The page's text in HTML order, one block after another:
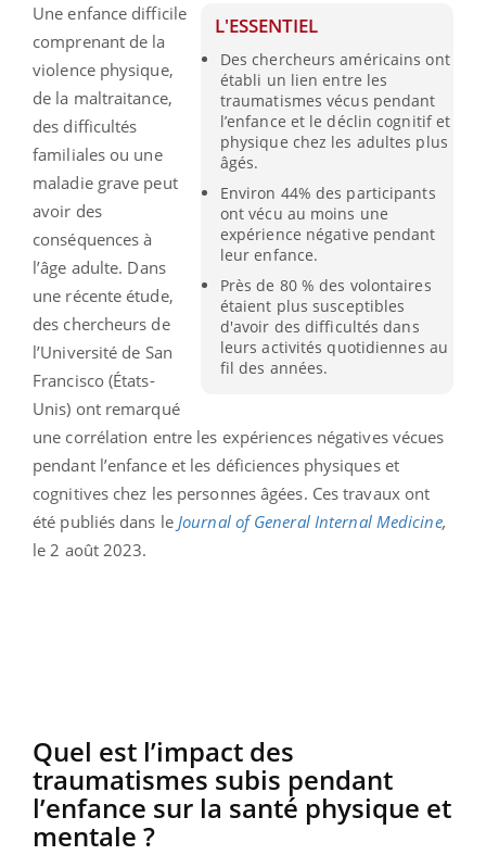
L'ESSENTIEL
Des chercheurs américains ont
établi un lien entre les
traumatismes vécus pendant
l’enfance et le déclin cognitif et
physique chez les adultes plus
âgés.
Environ 44% des participants
ont vécu au moins une
expérience négative pendant
leur enfance.
Près de 80 % des volontaires
étaient plus susceptibles
d'avoir des difficultés dans
leurs activités quotidiennes au
fil des années.
Une enfance difficile
comprenant de la
violence physique,
de la maltraitance,
des difficultés
familiales ou une
maladie grave peut
avoir des
conséquences à
l’âge adulte. Dans
une récente étude,
des chercheurs de
l’Université de San
Francisco (États-
Unis) ont remarqué
une corrélation entre les expériences négatives vécues
pendant l’enfance et les déficiences physiques et
cognitives chez les personnes âgées. Ces travaux ont
été publiés dans le Journal of General Internal Medicine,
le 2 août 2023.
Quel est l’impact des
traumatismes subis pendant
l’enfance sur la santé physique et
mentale ?